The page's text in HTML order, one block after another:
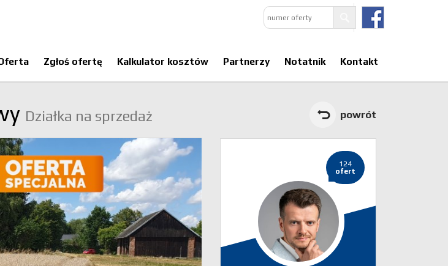
Zgłoś ofertę Kalkulator kosztów Partnerzy Notatnik Kontakt
Działka na sprzedaż powrót
124
ofert